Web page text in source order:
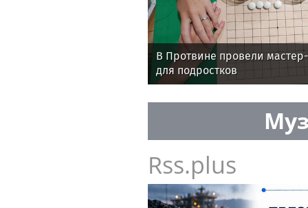
В Протвине провели
для подростков
Rss.plus